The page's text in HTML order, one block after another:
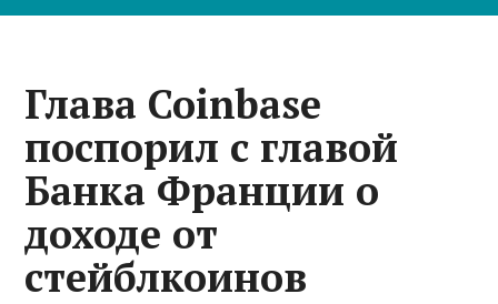
Глава Coinbase
поспорил с главой
Банка Франции о
доходе от
стейблкоинов